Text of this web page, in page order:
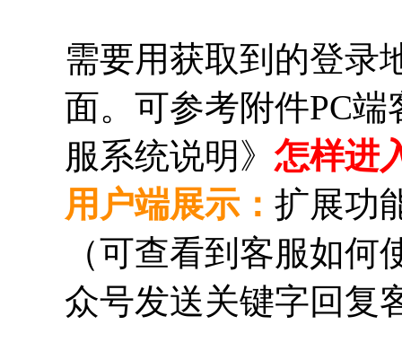
需要用获取到的登录
面。 可参考附件PC
服系统说明》 怎样进
用户端展示： 扩展功
（可查看到客服如
众号发送关键字回复